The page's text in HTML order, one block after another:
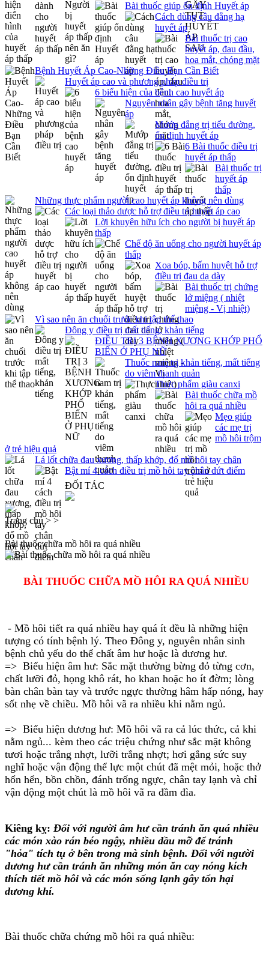
Bài thuốc giúp ổn định Huyết áp
Cách dùng câu đằng hạ
huyết áp
Bài thuốc trị cao
huyết áp, đau đầu,
hoa mắt, chóng mặt
Bệnh Huyết Áp Cao-Những Điều Bạn Cần Biết
Huyết áp cao và phương pháp điều trị
6 biểu hiện của bệnh cao huyết áp
Nguyên nhân gây bệnh tăng huyết
áp
Mướp đắng trị tiểu đường,
ổn định huyết áp
6 Bài thuốc điều trị
huyết áp thấp
Bài thuốc trị
huyết áp
thấp
Những thực phẩm người cao huyết áp không nên dùng
Các loại thảo dược hỗ trợ điều trị huyết áp cao
Lời khuyên hữu ích cho người bị huyết áp
thấp
Chế độ ăn uống cho người huyết áp
thấp
Xoa bóp, bấm huyệt hỗ trợ
điều trị đau dạ dày
Bài thuốc trị chứng
lở miệng ( nhiệt
miệng - Vị nhiệt)
Vì sao nên ăn chuối trước khi tập thể thao
Đông y điều trị mất tiếng, khản tiếng
ĐIỀU TRỊ 3 BỆNH XƯƠNG KHỚP PHỔ
BIẾN Ở PHỤ NỮ
Thuốc nam trị khản tiếng, mất tiếng
do viêm thanh quản
Thực phẩm giàu canxi
Bài thuốc chữa mồ
hôi ra quá nhiều
Mẹo giúp
các mẹ trị
mồ hôi trộm
ở trẻ hiệu quả
Lá lốt chữa đau xương, thấp khớp, đổ mồ hôi tay chân
Bật mí 4 cách điều trị mồ hôi tay chân dứt điểm
ĐỐI TÁC
Trang chủ > >
Bài thuốc chữa mồ hôi ra quá nhiều
BÀI THUỐC CHỮA MỒ HÔI RA QUÁ NHIỀU
- Mồ hôi tiết ra quá nhiều hay quá ít đều là những hiện
tượng có tính bệnh lý. Theo Đông y, nguyên nhân sinh
bệnh chủ yếu do thể chất âm hư hoặc là dương hư.
=> Biểu hiện âm hư: Sắc mặt thường bừng đỏ từng cơn,
chất lưỡi đỏ, họng khô rát, ho khan hoặc ho ít đờm; lòng
bàn chân bàn tay và trước ngực thường hâm hấp nóng, hay
sốt nhẹ về chiều. Mồ hôi vã ra nhiều khi nằm ngủ.
=> Biểu hiện dương hư: Mồ hôi vã ra cả lúc thức, cả khi
nằm ngủ... kèm theo các triệu chứng như sắc mặt không
tươi hoặc trắng nhợt, lưỡi trắng nhợt; hơi gắng sức suy
nghĩ hoặc vận động thể lực một chút đã mệt mỏi, hoặc thở
hổn hển, bồn chồn, đánh trống ngực, chân tay lạnh và chỉ
vận động một chút là mồ hôi vã ra đầm đìa.
Kiêng kỵ: Đối với người âm hư cần tránh ăn quá nhiều
các món xào rán béo ngậy, nhiều dầu mỡ để tránh
"hỏa" tích tụ ở bên trong mà sinh bệnh. Đối với người
dương hư cần tránh ăn những món ăn cay nóng kích
thích tiết mồ hôi và các món sống lạnh gây tổn hại
dương khí.
Bài thuốc chữa chứng mồ hôi ra quá nhiều: